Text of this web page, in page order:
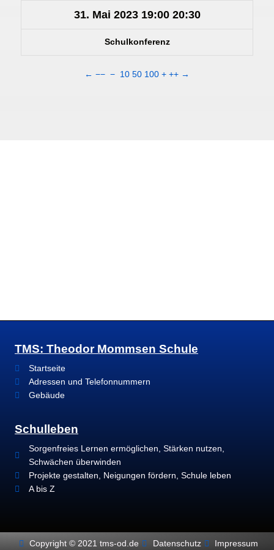
31. Mai 202319:00 20:30
Schulkonferenz
← −− − 10 50 100 + ++ →
TMS: Theodor Mommsen Schule
Startseite
Adressen und Telefonnummern
Gebäude
Schulleben
Sorgenfreies Lernen ermöglichen, Stärken nutzen,
Schwächen überwinden
Projekte gestalten, Neigungen fördern, Schule leben
A bis Z
Copyright © 2021 tms-od.de Datenschutz Impressum